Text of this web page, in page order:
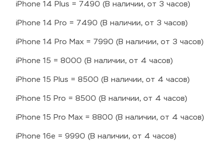
iPhone 14 Plus = 7490 (В наличии, от 3 часов)
iPhone 14 Pro = 7490 (В наличии, от 3 часов)
iPhone 14 Pro Max = 7990 (В наличии, от 3 часов)
iPhone 15 = 8000 (В наличии, от 4 часов)
iPhone 15 Plus = 8500 (В наличии, от 4 часов)
iPhone 15 Pro = 8500 (В наличии, от 4 часов)
iPhone 15 Pro Max = 8800 (В наличии, от 4 часов)
iPhone 16e = 9990 (В наличии, от 4 часов)